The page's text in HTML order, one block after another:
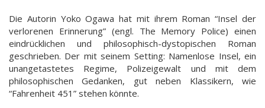
Die Autorin Yoko Ogawa hat mit ihrem Roman “Insel der
verlorenen Erinnerung” (engl. The Memory Police) einen
eindrücklichen und philosophisch-dystopischen Roman
geschrieben. Der mit seinem Setting: Namenlose Insel, ein
unangetastetes Regime, Polizeigewalt und mit dem
philosophischen Gedanken, gut neben Klassikern, wie
“Fahrenheit 451” stehen könnte.